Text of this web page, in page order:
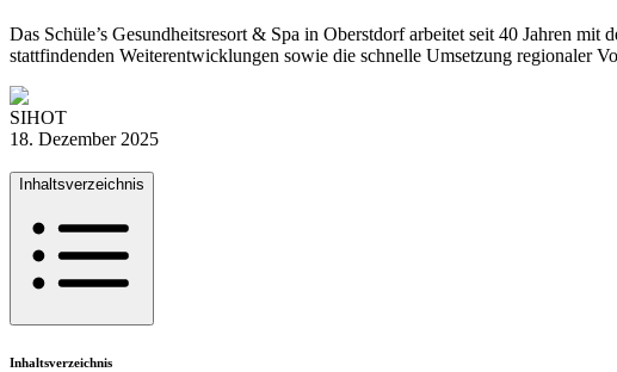
Das Schüle’s Gesundheitsresort & Spa in Oberstdorf arbeitet seit 40 Jahren
stattfindenden Weiterentwicklungen sowie die schnelle Umsetzung regionaler
SIHOT
18. Dezember 2025
Inhaltsverzeichnis
Inhaltsverzeichnis